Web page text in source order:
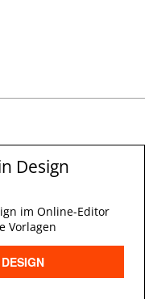
Design
im Online-Editor
Vorlagen